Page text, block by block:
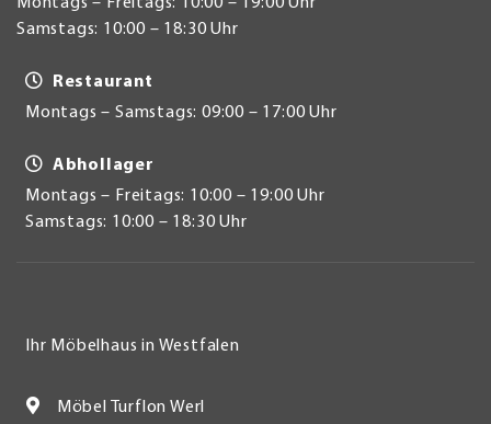
Samstags: 10:00 – 18:30 Uhr
Restaurant
Montags – Samstags: 09:00 – 17:00 Uhr
Abhollager
Montags – Freitags: 10:00 – 19:00 Uhr
Samstags: 10:00 – 18:30 Uhr
Ihr Möbelhaus in Westfalen
Möbel Turflon Werl